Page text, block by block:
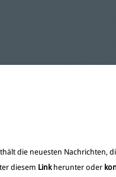
die neuesten Nachrichten,
diesem Linkherunter oder